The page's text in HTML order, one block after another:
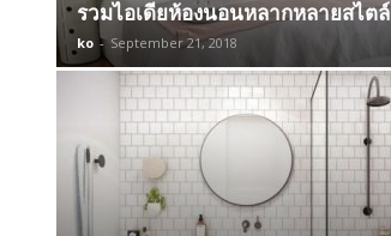
รวมไอเดียห้องนอนหลากหลายสไตล์
ko - September 21, 2018